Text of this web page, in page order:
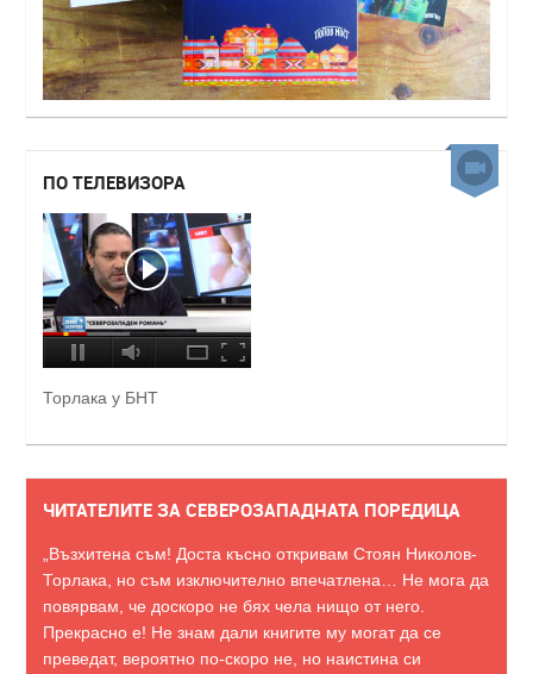
ПО ТЕЛЕВИЗОРА
Торлака у БНТ
ЧИТАТЕЛИТЕ ЗА СЕВЕРОЗАПАДНАТА ПОРЕДИЦА
„Възхитена съм! Доста късно откривам Стоян Николов-
Торлака, но съм изключително впечатлена… Не мога да
повярвам, че доскоро не бях чела нищо от него.
Прекрасно е! Не знам дали книгите му могат да се
преведат, вероятно по-скоро не, но наистина си